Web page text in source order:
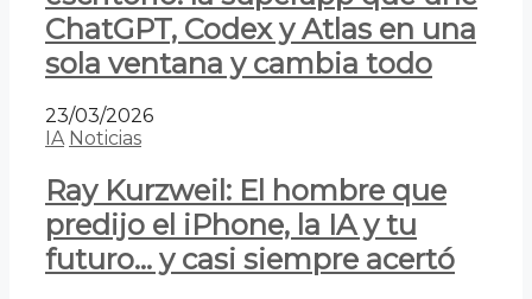
ChatGPT, Codex y Atlas en una
sola ventana y cambia todo
23/03/2026
IA Noticias
Ray Kurzweil: El hombre que
predijo el iPhone, la IA y tu
futuro… y casi siempre acertó